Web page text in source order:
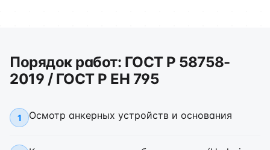
Порядок работ: ГОСТ Р 58758-
2019 / ГОСТ Р ЕН 795
1 Осмотр анкерных устройств и основания